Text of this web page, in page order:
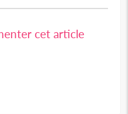
cet article